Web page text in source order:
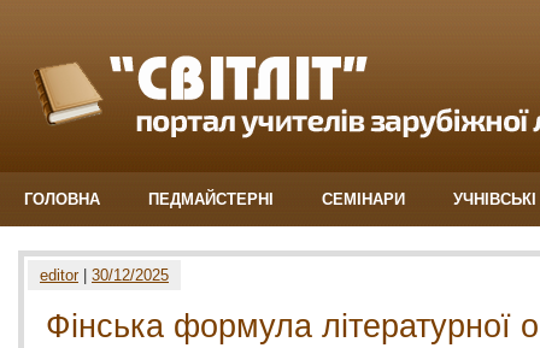
ГОЛОВНА ПЕДМАЙСТЕРНІ СЕМІНАРИ
editor| 30/12/2025
Фінська формула літературної